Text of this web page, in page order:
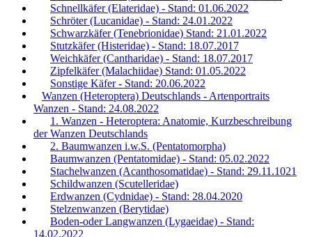
Schnellkäfer (Elateridae) - Stand: 01.06.2022
Schröter (Lucanidae) - Stand: 24.01.2022
Schwarzkäfer (Tenebrionidae) Stand: 21.01.2022
Stutzkäfer (Histeridae) - Stand: 18.07.2017
Weichkäfer (Cantharidae) - Stand: 18.07.2017
Zipfelkäfer (Malachiidae) Stand: 01.05.2022
Sonstige Käfer - Stand: 20.06.2022
Wanzen (Heteroptera) Deutschlands - Artenportraits
Wanzen - Stand: 24.08.2022
1. Wanzen - Heteroptera: Anatomie, Kurzbeschreibung
der Wanzen Deutschlands
2. Baumwanzen i.w.S. (Pentatomorpha)
Baumwanzen (Pentatomidae) - Stand: 05.02.2022
Stachelwanzen (Acanthosomatidae) - Stand: 29.11.1021
Schildwanzen (Scutelleridae)
Erdwanzen (Cydnidae) - Stand: 28.04.2020
Stelzenwanzen (Berytidae)
Boden-oder Langwanzen (Lygaeidae) - Stand:
14.02.2022